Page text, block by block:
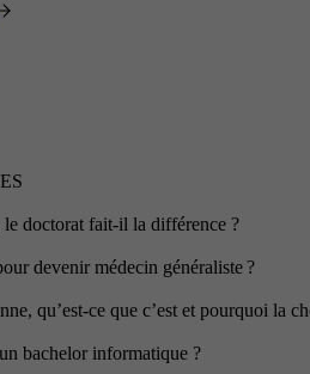
le doctorat fait-il la différence ?
devenir médecin généraliste ?
qu’est-ce que c’est et pourquoi la
bachelor informatique ?